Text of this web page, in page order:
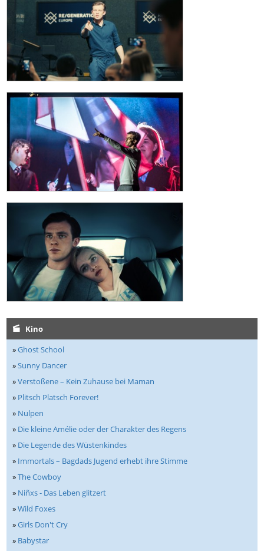
Kino
»Ghost School
»Sunny Dancer
»Verstoßene – Kein Zuhause bei Maman
» Plitsch Platsch Forever!
» Nulpen
» Die kleine Amélie oder der Charakter des Regens
» Die Legende des Wüstenkindes
» Immortals – Bagdads Jugend erhebt ihre Stimme
»The Cowboy
» Niñxs - Das Leben glitzert
»Wild Foxes
»Girls Don't Cry
» Babystar